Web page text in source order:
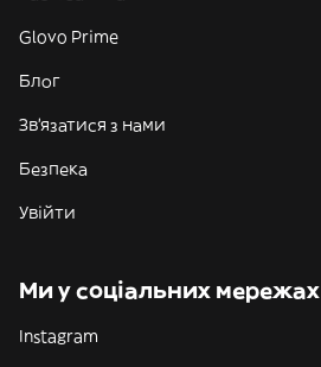
Glovo Prime
Блог
Зв'язатися з нами
Безпека
Увійти
Ми у соціальних мережах
Instagram